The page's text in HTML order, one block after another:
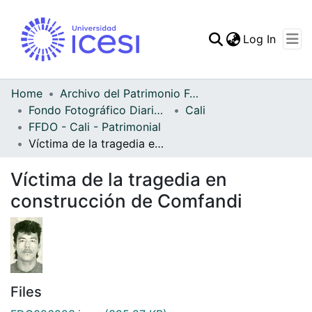
Statistics
Log In
Home
Archivo del Patrimonio Fotográfico y Fílmico del Valle del Cauca
Fondo Fotográfico Diario Occidente
Cali
FFDO - Cali - Patrimonial
Víctima de la tragedia en construcción de Comfandi
Víctima de la tragedia en
construcción de Comfandi
Files